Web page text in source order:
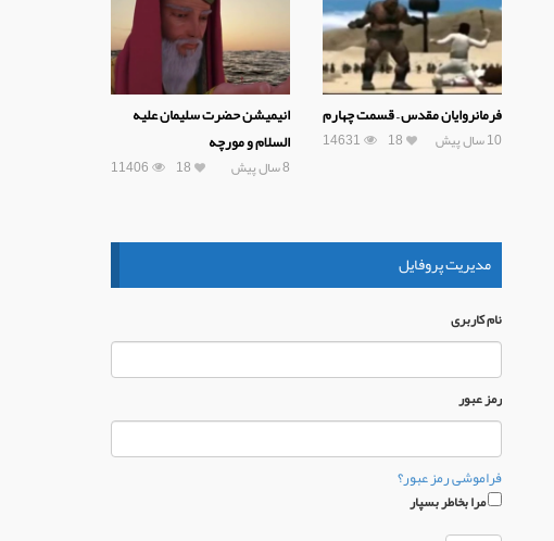
فرمانروایان مقدس – قسمت چهارم
10 سال پیش 14631 18
انیمیشن حضرت سلیمان علیه
السلام و مورچه
8 سال پیش 11406 18
مدیریت پروفایل
نام كاربری
رمز عبور
فراموشی رمز عبور؟
مرا بخاطر بسپار